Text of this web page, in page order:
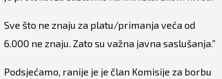
Sve što ne znaju za platu/primanja veća od
6.000 ne znaju. Zato su važna javna saslušanja.”
Podsjećamo, ranije je je član Komisije za borbu